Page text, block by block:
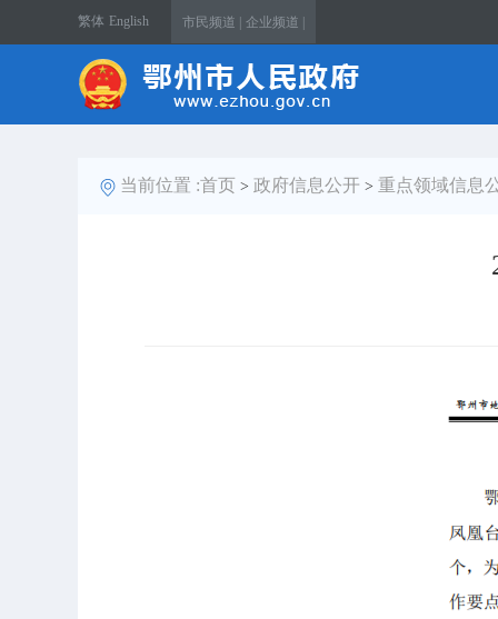
繁体 English 市民频道 | 企业频道 |
当前位置 :首页 > 政府信息公开 > 重点领域信息